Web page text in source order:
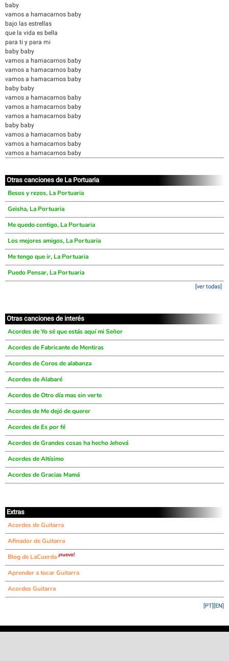
baby
vamos a hamacarnos baby
bajo las estrellas
que la vida es bella
para ti y para mi
baby baby
vamos a hamacarnos baby
vamos a hamacarnos baby
vamos a hamacarnos baby
baby baby
vamos a hamacarnos baby
vamos a hamacarnos baby
vamos a hamacarnos baby
baby baby
vamos a hamacarnos baby
vamos a hamacarnos baby
vamos a hamacarnos baby
Otras canciones de La Portuaria
Besos y rezos, La Portuaria
Geisha, La Portuaria
Me quedo contigo, La Portuaria
Los mejores amigos, La Portuaria
Me tengo que ir, La Portuaria
Puedo Pensar, La Portuaria
[ver todas]
Otras canciones de interés
Acordes de Yo sé que estás aquí mi Señor
Acordes de Fabricante de Mentiras
Acordes de Coros de alabanza
Acordes de Alabaré
Acordes de Otro día mas sin verte
Acordes de Me dejó de querer
Acordes de Es por fé
Acordes de Grandes cosas ha hecho Jehová
Acordes de Altísimo
Acordes de Gracias Mamá
Extras
Acordes de Guitarra
Afinador de Guitarra
Blog de LaCuerda ¡nuevo!
Aprender a tocar Guitarra
Acordes Guitarra
[EN]
[PT]